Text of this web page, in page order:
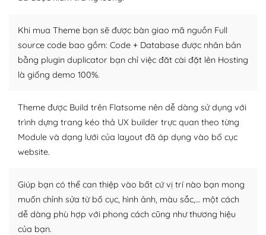
người cuồng tín WordPress.
Nếu bạn gặp khó khăn, bạn có thể lên mạng và tìm
kiếm những cộng đồng WordPress, họ sẽ giúp bạn trả
lời, giải đáp vấn đề của bạn.
Cộng đồng sử dụng WordPress sẵn sàng hỗ trợ bạn
– Đa dạng plugin và themes
Plugin mở rộng là thành phần cài đặt thêm vào
WordPress để tăng thêm các tính năng cần thiết. Có
nhiều plugin trả phí hoặc miễn phí.
Nhờ lượng người dùng đông đảo, thư viện themes và
plugin của WordPress rất phong phú. Bạn có thể thỏa
thích chọn lựa plugin và themes phù hợp cho mục đích
lập website của mình.
Khi mua Theme bạn sẽ được bàn giao mã nguồn Full
source code bao gồm: Code + Database được nhân bản
bằng plugin duplicator bạn chỉ việc đăt cài đặt lên Hosting
là giống demo 100%.
Theme được Build trên Flatsome nên dễ dàng sử dụng với
trình dựng trang kéo thả UX builder trực quan theo từng
Module và dạng lưới của layout đã áp dụng vào bố cục
website.
Giúp bạn có thể can thiệp vào bất cứ vị trí nào bạn mong
muốn chỉnh sửa từ bố cục, hình ảnh, màu sắc,… một cách
dễ dàng phù hợp với phong cách cũng như thương hiệu
của bạn.